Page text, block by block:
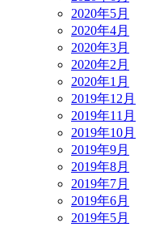
2020年5月
2020年4月
2020年3月
2020年2月
2020年1月
2019年12月
2019年11月
2019年10月
2019年9月
2019年8月
2019年7月
2019年6月
2019年5月